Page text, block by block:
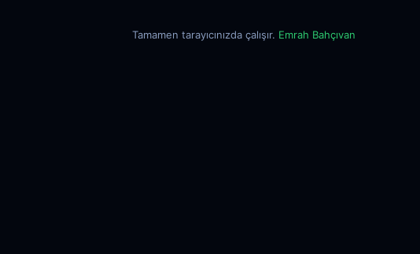
Tamamen tarayıcınızda çalışır. Emrah Bahçıvan